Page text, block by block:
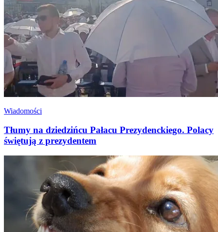
Wiadomości
Tłumy na dziedzińcu Pałacu Prezydenckiego. Polacy
świętują z prezydentem